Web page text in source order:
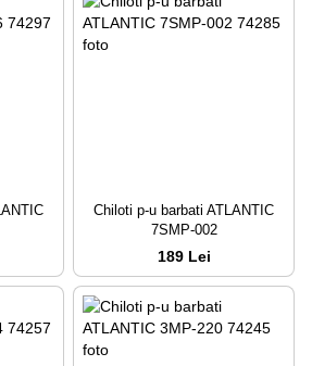
Chiloti p-u barbati ATLANTIC
7SMP-002
189 Lei